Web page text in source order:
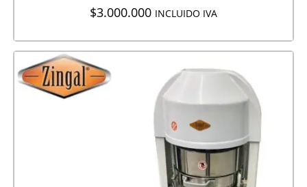
$3.000.000 INCLUIDO IVA